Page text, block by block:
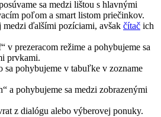
sa medzi lištou s hlavnými
poľom a smart listom priečinkov.
medzi ďalšími pozíciami, avšak čítač ich
v prezeracom režime a pohybujeme sa
prvkami.
sa pohybujeme v tabuľke v zozname
a pohybujeme sa medzi zobrazenými
z dialógu alebo výberovej ponuky.